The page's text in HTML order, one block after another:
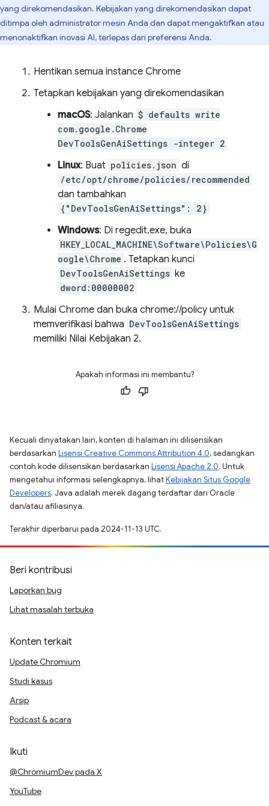
yang direkomendasikan. Kebijakan yang direkomendasikan dapat
ditimpa oleh administrator mesin Anda dan dapat mengaktifkan atau
menonaktifkan inovasi AI, terlepas dari preferensi Anda.
Hentikan semua instance Chrome
Tetapkan kebijakan yang direkomendasikan
macOS: Jalankan $ defaults write
com.google.Chrome
DevToolsGenAiSettings -integer 2
Linux: Buat policies.json di
/etc/opt/chrome/policies/recommended
dan tambahkan
{"DevToolsGenAiSettings": 2}
Windows: Di regedit.exe, buka
HKEY_LOCAL_MACHINE\Software\Policies\G
oogle\Chrome . Tetapkan kunci
DevToolsGenAiSettings ke
dword:00000002
Mulai Chrome dan buka chrome://policy untuk
memverifikasi bahwa DevToolsGenAiSettings
memiliki Nilai Kebijakan 2.
Apakah informasi ini membantu?
Kecuali dinyatakan lain, konten di halaman ini dilisensikan
berdasarkan Lisensi Creative Commons Attribution 4.0, sedangkan
contoh kode dilisensikan berdasarkan Lisensi Apache 2.0. Untuk
mengetahui informasi selengkapnya, lihatKebijakan Situs Google
Developers. Java adalah merek dagang terdaftar dari Oracle
dan/atau afiliasinya.
Terakhir diperbarui pada 2024-11-13 UTC.
Beri kontribusi
Laporkan bug
Lihat masalah terbuka
Konten terkait
Update Chromium
Studi kasus
Arsip
Podcast & acara
Ikuti
@ChromiumDev pada X
YouTube